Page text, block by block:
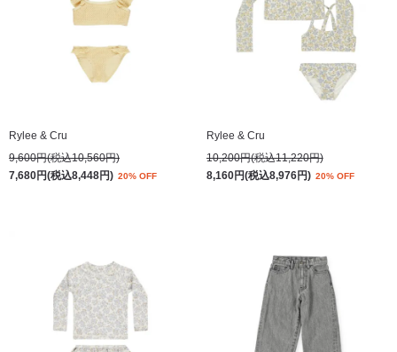
Rylee & Cru
9,600円(税込10,560円)
7,680円(税込8,448円) 20% OFF
Rylee & Cru
10,200円(税込11,220円)
8,160円(税込8,976円) 20% OFF